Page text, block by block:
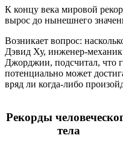
К концу века мировой
вырос до нынешнего
Возникает вопрос:
Дэвид Ху, инженер-механик
Джорджии, подсчитал, что
потенциально может
вряд ли когда-либо
Рекорды
тела